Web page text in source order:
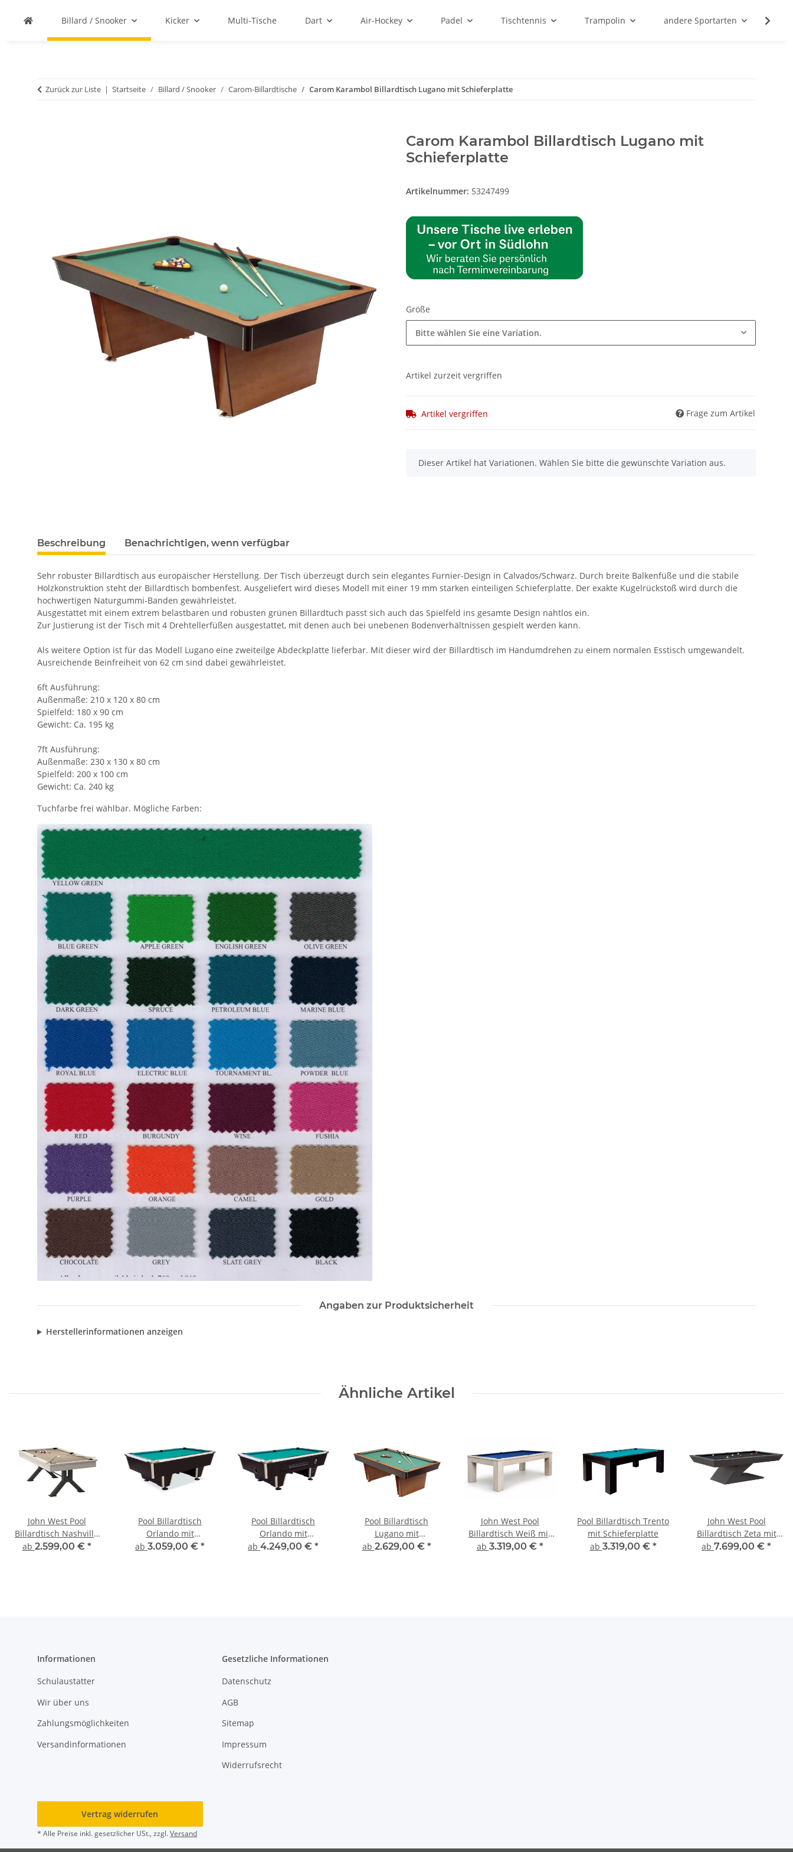
Billard / Snooker Kicker Multi-Tische Dart Air-Hockey Padel Tischtennis Trampolin andere Sportarten
Zurück zur Liste Startseite Billard / Snooker Carom-Billardtische Carom Karambol Billardtisch Lugano mit Schieferplatte
Carom Karambol Billardtisch Lugano mit
Schieferplatte
Artikelnummer: 53247499
Größe
Bitte wählen Sie eine Variation.
Artikel zurzeit vergriffen
Artikel vergriffen Frage zum Artikel
x
Dieser Artikel hat Variationen. Wählen Sie bitte die gewünschte Variation aus.
Beschreibung Benachrichtigen, wenn verfügbar
Sehr robuster Billardtisch aus europäischer Herstellung. Der Tisch überzeugt durch sein elegantes Furnier-Design in Calvados/Schwarz. Durch breite Balkenfüße und die stabile
Holzkonstruktion steht der Billardtisch bombenfest. Ausgeliefert wird dieses Modell mit einer 19 mm starken einteiligen Schieferplatte. Der exakte Kugelrückstoß wird durch die
hochwertigen Naturgummi-Banden gewährleistet.
Ausgestattet mit einem extrem belastbaren und robusten grünen Billardtuch passt sich auch das Spielfeld ins gesamte Design nahtlos ein.
Zur Justierung ist der Tisch mit 4 Drehtellerfüßen ausgestattet, mit denen auch bei unebenen Bodenverhältnissen gespielt werden kann.
Als weitere Option ist für das Modell Lugano eine zweiteilge Abdeckplatte lieferbar. Mit dieser wird der Billardtisch im Handumdrehen zu einem normalen Esstisch umgewandelt.
Ausreichende Beinfreiheit von 62 cm sind dabei gewährleistet.
6ft Ausführung:
Außenmaße: 210 x 120 x 80 cm
Spielfeld: 180 x 90 cm
Gewicht: Ca. 195 kg
7ft Ausführung:
Außenmaße: 230 x 130 x 80 cm
Spielfeld: 200 x 100 cm
Gewicht: Ca. 240 kg
Tuchfarbe frei wählbar. Mögliche Farben:
Angaben zur Produktsicherheit
Herstellerinformationen anzeigen
Ähnliche Artikel
John West Pool
Billardtisch Nashville
mit Schieferplatte inkl.
ab 2.599,00 € *
Pool Billardtisch
Orlando mit
Schieferplatte
ab 3.059,00 € *
Pool Billardtisch
Orlando mit
Münzeinwurf und
ab 4.249,00 € *
Pool Billardtisch
Lugano mit
Schieferplatte
ab 2.629,00 € *
John West Pool
Billardtisch Weiß mit
Schieferplatte
ab 3.319,00 € *
Pool Billardtisch Trento
mit Schieferplatte
ab 3.319,00 € *
John West Pool
Billardtisch Zeta mit
Schieferplatte
ab 7.699,00 € *
Informationen
Schulaustatter
Wir über uns
Zahlungsmöglichkeiten
Versandinformationen
Gesetzliche Informationen
Datenschutz
AGB
Sitemap
Impressum
Widerrufsrecht
Vertrag widerrufen
* Alle Preise inkl. gesetzlicher USt., zzgl.Versand